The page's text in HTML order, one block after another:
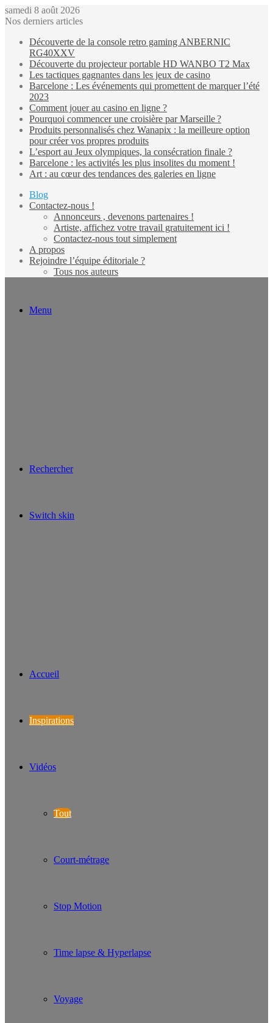
samedi 8 août 2026
Nos derniers articles
Découverte de la console retro gaming ANBERNIC
RG40XXV
Découverte du projecteur portable HD WANBO T2 Max
Les tactiques gagnantes dans les jeux de casino
Barcelone : Les événements qui promettent de marquer l’été
2023
Comment jouer au casino en ligne ?
Pourquoi commencer une croisière par Marseille ?
Produits personnalisés chez Wanapix : la meilleure option
pour créer vos propres produits
L’esport au Jeux olympiques, la consécration finale ?
Barcelone : les activités les plus insolites du moment !
Art : au cœur des tendances des galeries en ligne
Blog
Contactez-nous !
Annonceurs , devenons partenaires !
Artiste, affichez votre travail gratuitement ici !
Contactez-nous tout simplement
A propos
Rejoindre l’équipe éditoriale ?
Tous nos auteurs
Menu
Rechercher
Switch skin
Accueil
Inspirations
Vidéos
Tout
Court-métrage
Stop Motion
Time lapse & Hyperlapse
Voyage